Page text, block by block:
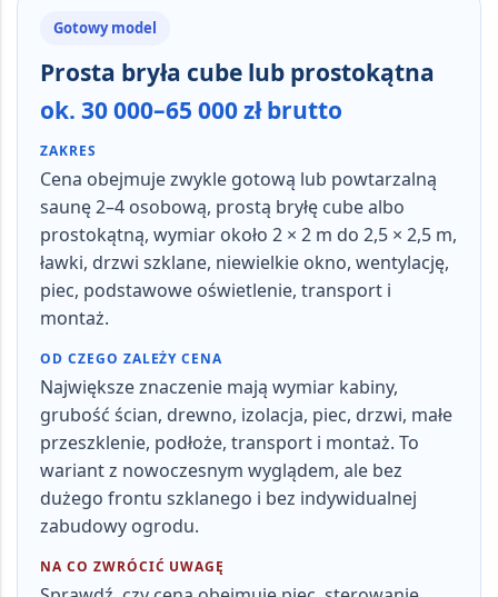
Gotowy model
Prosta bryła cube lub prostokątna
ok. 30 000–65 000 zł brutto
ZAKRES
Cena obejmuje zwykle gotową lub powtarzalną
saunę 2–4 osobową, prostą bryłę cube albo
prostokątną, wymiar około 2 × 2 m do 2,5 × 2,5 m,
ławki, drzwi szklane, niewielkie okno, wentylację,
piec, podstawowe oświetlenie, transport i
montaż.
OD CZEGO ZALEŻY CENA
Największe znaczenie mają wymiar kabiny,
grubość ścian, drewno, izolacja, piec, drzwi, małe
przeszklenie, podłoże, transport i montaż. To
wariant z nowoczesnym wyglądem, ale bez
dużego frontu szklanego i bez indywidualnej
zabudowy ogrodu.
NA CO ZWRÓCIĆ UWAGĘ